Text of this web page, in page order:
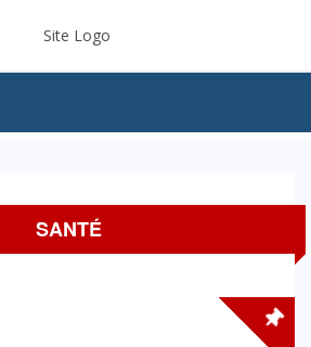
SANTÉ